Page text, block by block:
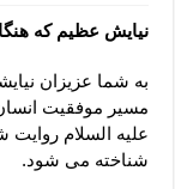
نماز حاجت برای
لا حول ولا قوة الا
دعای قوی رفع ترس
دعا برای پولدار
نیایش عظیم که
به شما عزیزان
مسیر موفقیت
علیه السلام
شناخته می شود.